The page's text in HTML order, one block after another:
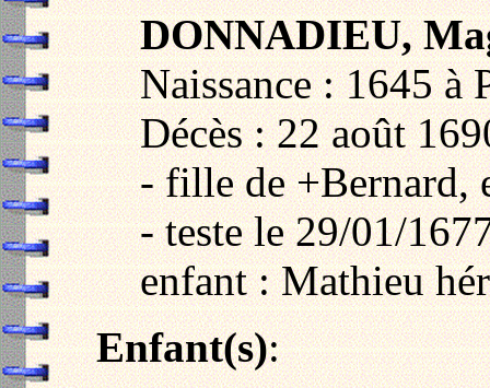
DONNADIEU,
Naissance : 1645 à
Décès : 22 août
- fille de +Bernard,
- teste le 29/01/
enfant : Mathieu
Enfant(s):